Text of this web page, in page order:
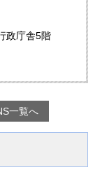
政庁舎5階
一覧へ